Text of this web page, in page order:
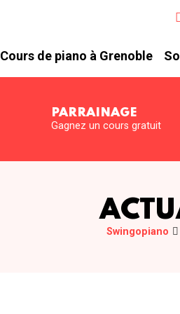
Cours de piano à Grenoble
PARRAINAGE
Gagnez un cours gratuit
Swingopiano